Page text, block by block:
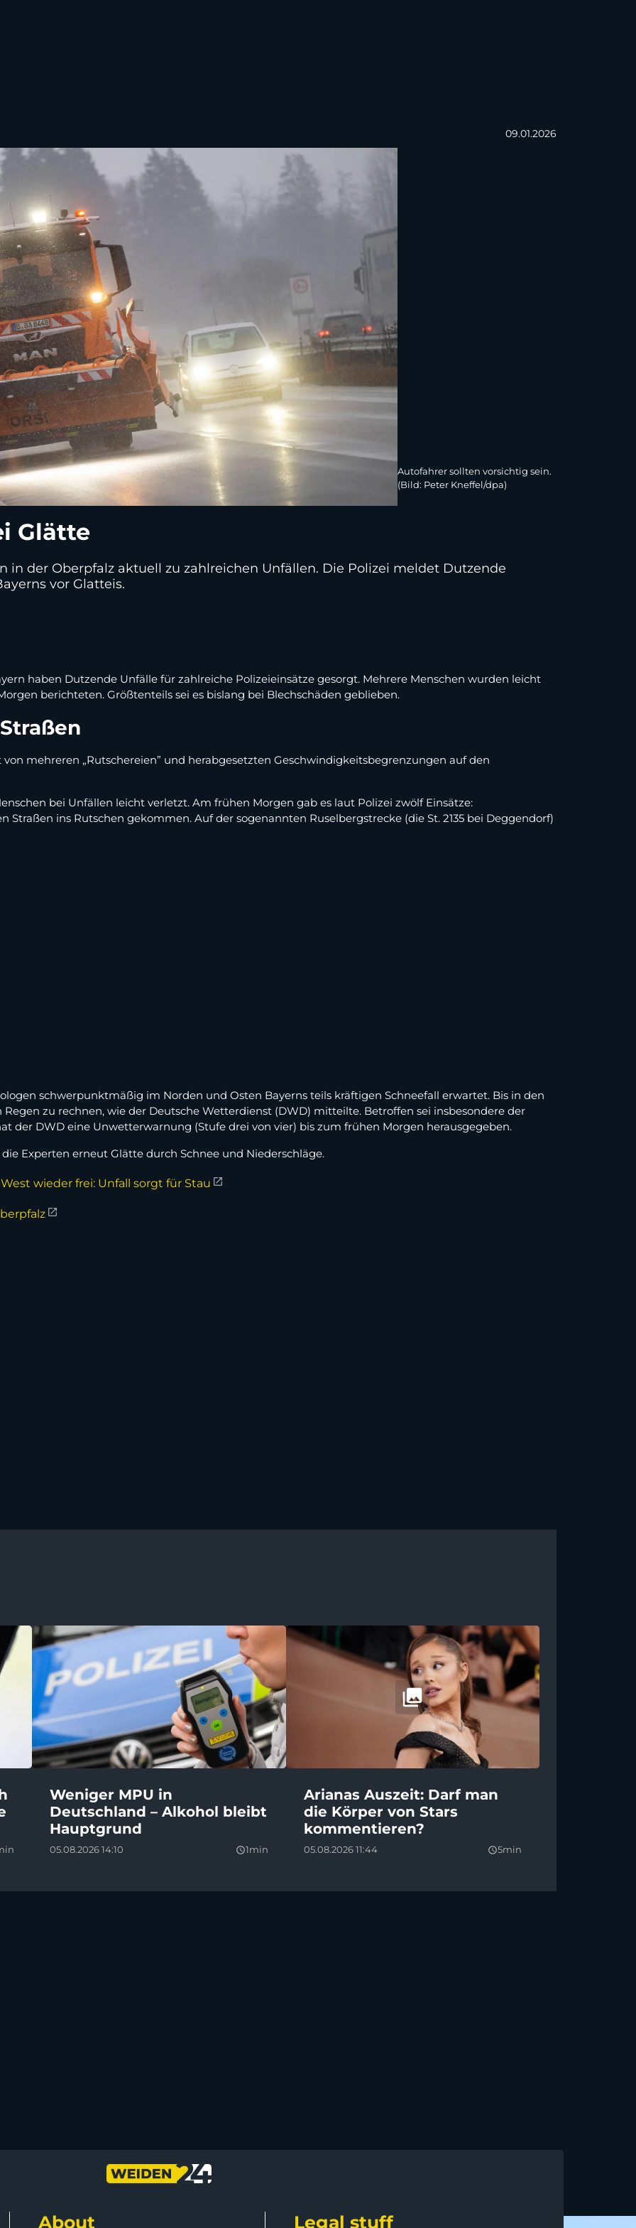
09.01.2026
Autofahrer sollten vorsichtig sein.
(Bild: Peter Kneffel/dpa)
Glätte
in der Oberpfalz aktuell zu zahlreichen Unfällen. Die Polizei meldet Dutzende
vor Glatteis.
haben Dutzende Unfälle für zahlreiche Polizeieinsätze gesorgt. Mehrere Menschen wurden leicht
berichteten. Größtenteils sei es bislang bei Blechschäden geblieben.
mehreren „Rutschereien” und herabgesetzten Geschwindigkeitsbegrenzungen auf den
bei Unfällen leicht verletzt. Am frühen Morgen gab es laut Polizei zwölf Einsätze:
ins Rutschen gekommen. Auf der sogenannten Ruselbergstrecke (die St. 2135 bei Deggendorf)
schwerpunktmäßig im Norden und Osten Bayerns teils kräftigen Schneefall erwartet. Bis in den
zu rechnen, wie der Deutsche Wetterdienst (DWD) mitteilte. Betroffen sei insbesondere der
der DWD eine Unwetterwarnung (Stufe drei von vier) bis zum frühen Morgen herausgegeben.
Experten erneut Glätte durch Schnee und Niederschläge.
wieder frei: Unfall sorgt für Stau
Weniger MPU in
Deutschland – Alkohol bleibt
Hauptgrund
05.08.2026 14:10 query_builder1min
Arianas Auszeit: Darf man
die Körper von Stars
kommentieren?
05.08.2026 11:44 query_builder5min
About Legal stuff